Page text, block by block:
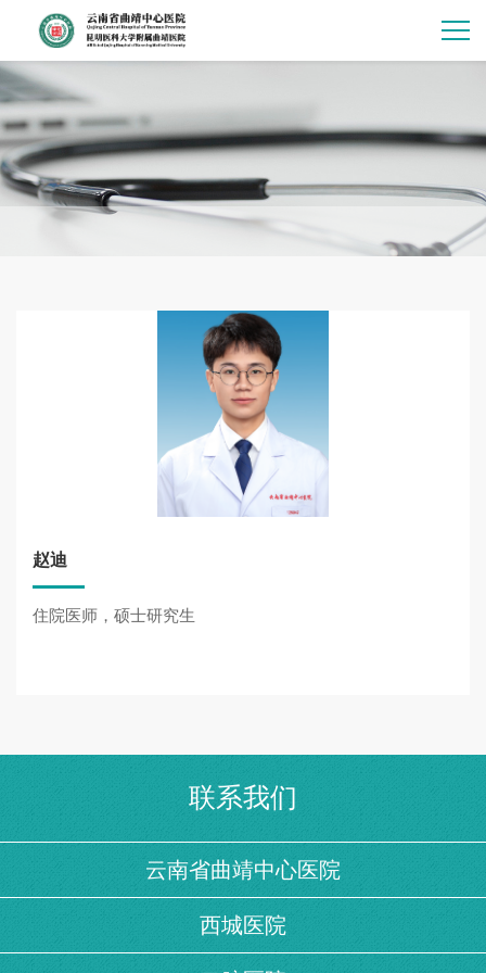
赵迪
住院医师，硕士研究生
联系我们
云南省曲靖中心医院
西城医院